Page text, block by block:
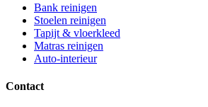
Bank reinigen
Stoelen reinigen
Tapijt & vloerkleed
Matras reinigen
Auto-interieur
Contact